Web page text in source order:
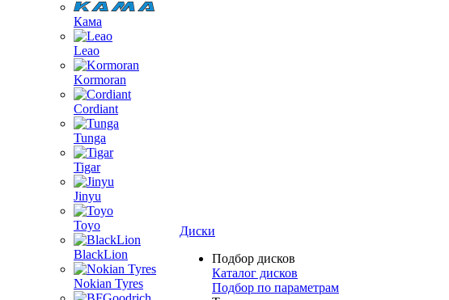
Кама
Leao
Kormoran
Cordiant
Tunga
Tigar
Jinyu
Toyo
BlackLion
Nokian Tyres
Диски
Подбор дисков
Каталог дисков
Подбор по параметрам